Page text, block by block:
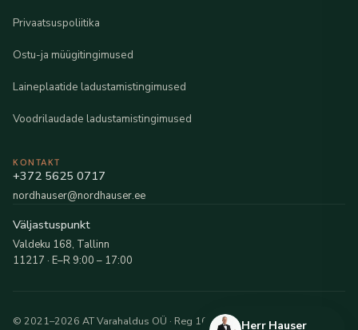
Privaatsuspoliitika
Ostu-ja müügitingimused
Laineplaatide ladustamistingimused
Voodrilaudade ladustamistingimused
KONTAKT
+372 5625 0717
nordhauser@nordhauser.ee
Väljastuspunkt
Valdeku 168, Tallinn
11217 · E–R 9:00 – 17:00
© 2021–2026 AT Varahaldus OÜ · Reg 16216481Herr Hauser